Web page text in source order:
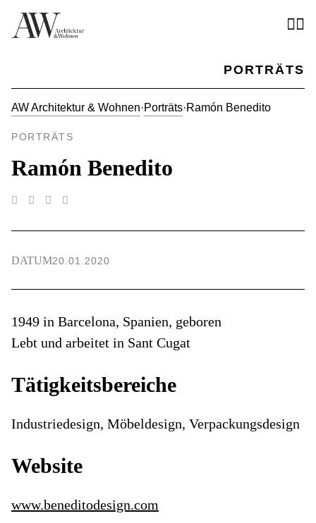
PORTRÄTS
AW Architektur & Wohnen·Porträts·Ramón Benedito
PORTRÄTS
Ramón Benedito
DATUM20.01.2020
1949 in Barcelona, Spanien, geboren
Lebt und arbeitet in Sant Cugat
Tätigkeitsbereiche
Industriedesign, Möbeldesign, Verpackungsdesign
Website
www.beneditodesign.com